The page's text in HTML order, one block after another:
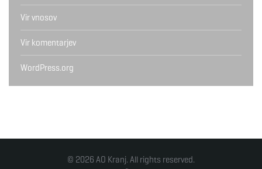
Vir vnosov
Vir komentarjev
WordPress.org
© 2026 AO Kranj. All rights reserved.